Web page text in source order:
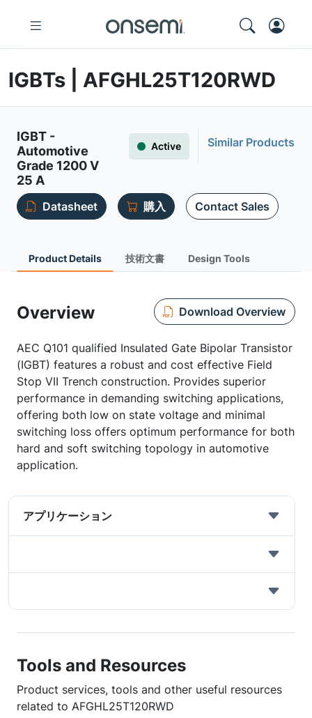
IGBTs | AFGHL25T120RWD
IGBT -
Automotive
Grade 1200 V
25 A
Active Similar Products
Datasheet 購入 Contact Sales
Product Details 技術文書 Design Tools
Overview Download Overview
AEC Q101 qualified Insulated Gate Bipolar Transistor
(IGBT) features a robust and cost effective Field
Stop VII Trench construction. Provides superior
performance in demanding switching applications,
offering both low on state voltage and minimal
switching loss offers optimum performance for both
hard and soft switching topology in automotive
application.
アプリケーション
Tools and Resources
Product services, tools and other useful resources
related to AFGHL25T120RWD